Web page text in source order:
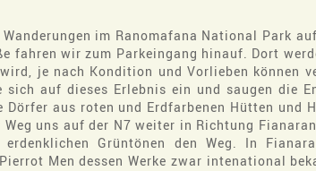
im Ranomafana National Park
fahren wir zum Parkeingang hinauf. Dort
je nach Kondition und Vorlieben können
auf dieses Erlebnis ein und saugen die
aus roten und Erdfarbenen Hütten und
uns auf der N7 weiter in Richtung
Grüntönen den Weg. In
Men dessen Werke zwar intenational